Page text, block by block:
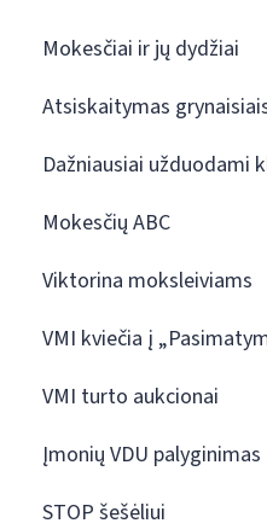
Mokesčiai ir jų dydžiai
Atsiskaitymas
Dažniausiai užduodami
Mokesčių ABC
Viktorina moksleiviams
VMI kviečia į
VMI turto aukcionai
Įmonių VDU palyginimas
STOP šešėliui